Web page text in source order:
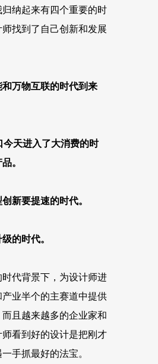
纳起来有四个重要的时
找到了自己创新和发展
万物互联的时代到来
今天进入了大消费的时
。
新要提速的时代。
的时代。
代背景下，为设计师进
产业半个的主赛道中提供
且越来越多的企业家和
看到好的设计是把刚才
手抓最好的法宝。